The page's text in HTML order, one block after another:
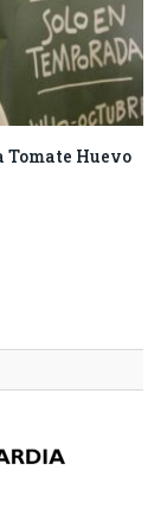
Tomate Huevo